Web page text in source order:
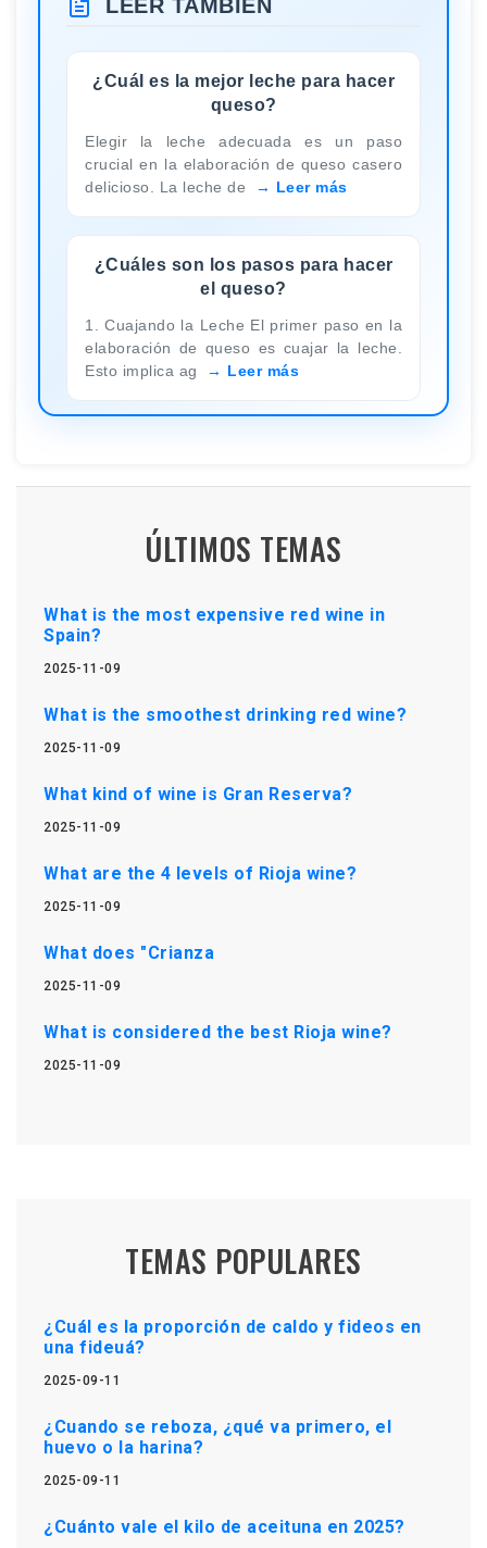
LEER TAMBIÉN
¿Cuál es la mejor leche para hacer
queso?
Elegir la leche adecuada es un paso
crucial en la elaboración de queso casero
delicioso. La leche de
Leer más
¿Cuáles son los pasos para hacer
el queso?
1. Cuajando la Leche El primer paso en la
elaboración de queso es cuajar la leche.
Esto implica ag
Leer más
ÚLTIMOS TEMAS
What is the most expensive red wine in
Spain?
2025-11-09
What is the smoothest drinking red wine?
2025-11-09
What kind of wine is Gran Reserva?
2025-11-09
What are the 4 levels of Rioja wine?
2025-11-09
What does "Crianza
2025-11-09
What is considered the best Rioja wine?
2025-11-09
TEMAS POPULARES
¿Cuál es la proporción de caldo y fideos en
una fideuá?
2025-09-11
¿Cuando se reboza, ¿qué va primero, el
huevo o la harina?
2025-09-11
¿Cuánto vale el kilo de aceituna en 2025?